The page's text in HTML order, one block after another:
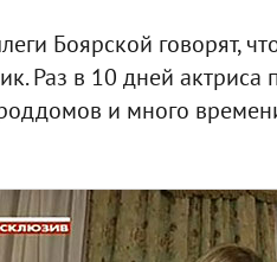
Боярской говорят,
Раз в 10 дней
и много